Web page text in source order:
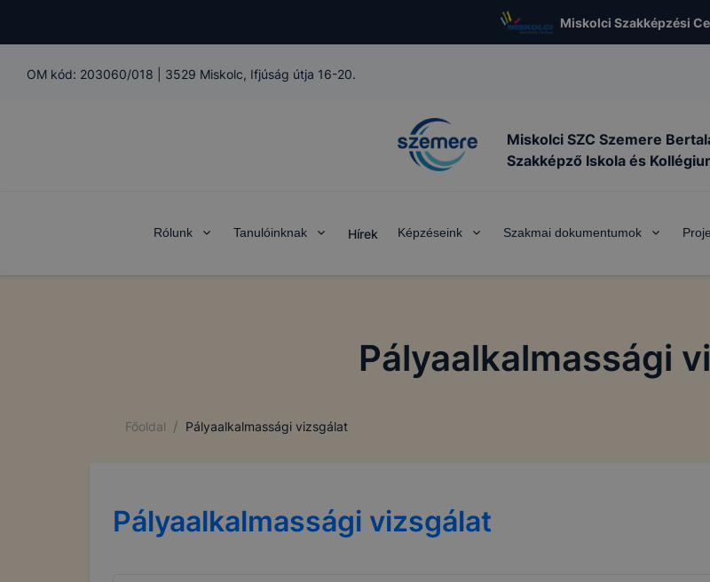
Miskolci Szakképzési
OM kód: 203060/018 3529 Miskolc, Ifjúság útja 16-20.
Miskolci SZC Szemere
Szakképző Iskola és
Rólunk Tanulóinknak Hírek Képzéseink Szakmai dokumentumok
Pályaalkalmassági
Főoldal / Pályaalkalmassági vizsgálat
Pályaalkalmassági vizsgálat